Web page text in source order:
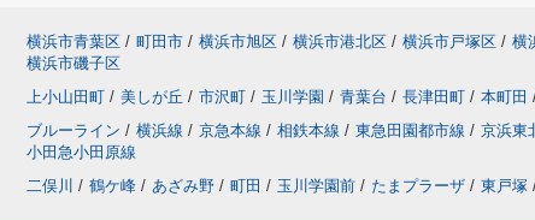
横浜市青葉区 / 町田市 / 横浜市旭区 / 横浜市港北区 / 横浜市戸塚区 / 横
横浜市磯子区
上小山田町 / 美しが丘 / 市沢町 / 玉川学園 / 青葉台 / 長津田町 / 本町田
ブルーライン / 横浜線 / 京急本線 / 相鉄本線 / 東急田園都市線 / 京浜東
小田急小田原線
二俣川 / 鶴ケ峰 / あざみ野 / 町田 / 玉川学園前 / たまプラーザ / 東戸塚